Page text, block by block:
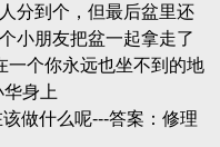
分到个，但最后盆里还
小朋友把盆一起拿走了
一个你永远也坐不到的地
身上
做什么呢---答案：修理